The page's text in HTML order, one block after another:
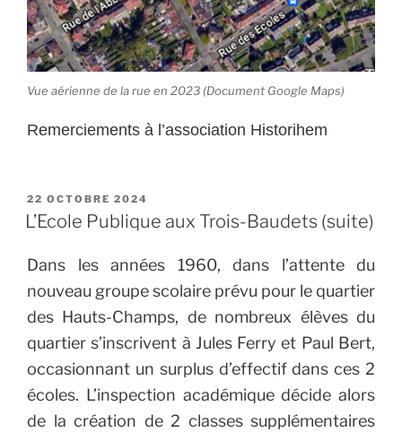
Vue aérienne de la rue en 2023 (Document Google Maps)
Remerciements à l’association Historihem
PUBLIÉ
LE
22 OCTOBRE 2024
L’Ecole Publique aux Trois-Baudets (suite)
Dans les années 1960, dans l’attente du
nouveau groupe scolaire prévu pour le quartier
des Hauts-Champs, de nombreux élèves du
quartier s’inscrivent à Jules Ferry et Paul Bert,
occasionnant un surplus d’effectif dans ces 2
écoles. L’inspection académique décide alors
de la création de 2 classes supplémentaires